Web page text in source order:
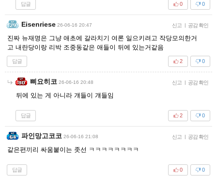
답글 0
0
Eisenriese 26-06-16 20:47 신고 | 공감 확인
진짜 뉴재명은 그냥 애초에 갈라치기 여론 일으키려고 작당모의한거
고 내란당이랑 리박 조중동같은 애들이 뒤에 있는거같음
답글 0
2
삐요히코 26-06-16 20:48 신고 | 공감 확인
뒤에 있는 게 아니라 걔들이 걔들임
답글 0
2
파인망고코코 26-06-16 21:08 신고 | 공감 확인
같은편끼리 싸움붙이는 좃선 ㅋㅋㅋㅋㅋㅋㅋㅋ
답글 0
0